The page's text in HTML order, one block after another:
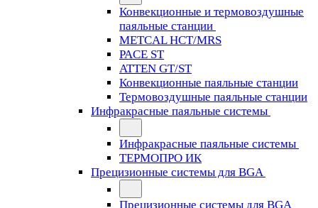
Конвекционные и термовоздушные
паяльные станции
METCAL HCT/MRS
PACE ST
ATTEN GT/ST
Конвекционные паяльные станции
Термовоздушные паяльные станции
Инфракрасные паяльные системы
Инфракрасные паяльные системы
ТЕРМОПРО ИК
Прецизионные системы для BGA
Прецизионные системы для BGA